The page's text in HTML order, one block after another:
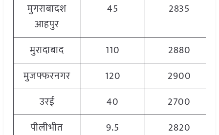
मुगराबादश
आहपुर
45 2835
मुरादाबाद 110
2880
मुजफ्फरनगर
120
2900
उरई
40
2700
पीलीभीत
9.5 2820